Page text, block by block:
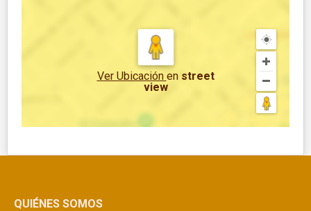
Ver Ubicación en street
view
QUIÉNES SOMOS